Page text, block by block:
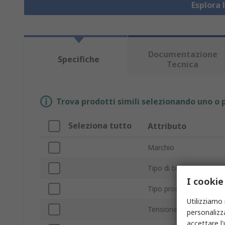
Specifiche
Documentazione
Tecnica
Trova prodotti simili selezionando uno
Seleziona tutto Attributo
Marchio
Tipo di blocco
Tipo prodotto
Tensione
I